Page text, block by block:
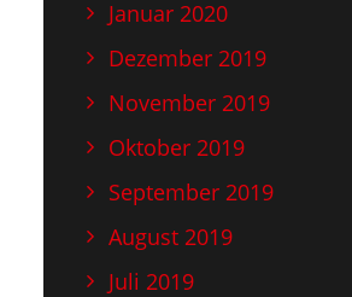
Januar 2020
Dezember 2019
November 2019
Oktober 2019
September 2019
August 2019
Juli 2019